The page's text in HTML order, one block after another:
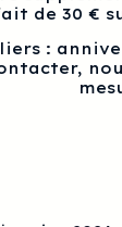
de 30 €
: